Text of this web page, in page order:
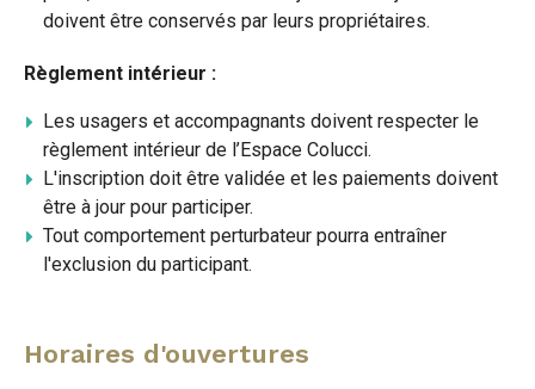
doivent être conservés par leurs propriétaires.
Règlement intérieur :
Les usagers et accompagnants doivent respecter le
règlement intérieur de l’Espace Colucci.
L'inscription doit être validée et les paiements doivent
être à jour pour participer.
Tout comportement perturbateur pourra entraîner
l'exclusion du participant.
Horaires d'ouvertures